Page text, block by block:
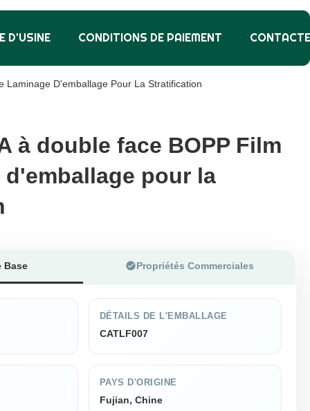
D'USINE CONDITIONS DE PAIEMENT
Laminage D'emballage Pour La Stratification
à double face BOPP Film
d'emballage pour la
à double face BOPP Film
d'emballage pour la
Base Propriétés Commerciales
DÉTAILS DE L'EMBALLAGE
CATLF007
PAYS D'ORIGINE
Fujian, Chine